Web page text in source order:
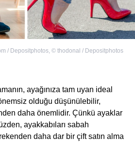
/ Depositphotos, © thodonal / Depositphotos
ayağınıza tam uyan ideal
olduğu düşünülebilir,
daha önemlidir. Çünkü ayaklar
ayakkabıları sabah
daha dar bir çift satın alma